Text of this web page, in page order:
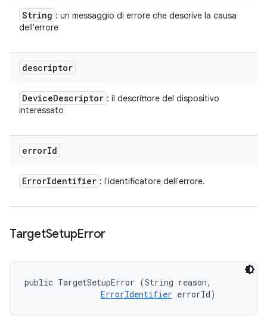
String : un messaggio di errore che descrive la causa
dell'errore
descriptor
DeviceDescriptor : il descrittore del dispositivo
interessato
errorId
ErrorIdentifier : l'identificatore dell'errore.
TargetSetupError
public TargetSetupError (String reason,
ErrorIdentifier errorId)